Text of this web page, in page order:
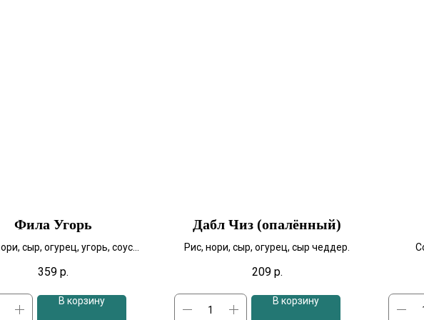
Фила Угорь
сыр, огурец, угорь, соус
359 р.
В корзину
Дабл Чиз (опалённый)
Рис, нори, сыр, огурец, сыр чеддер.
209 р.
В корзину